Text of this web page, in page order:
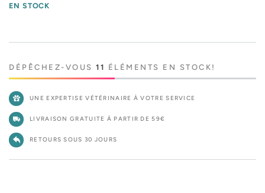
chewtopia
EN STOCK
DÉPÊCHEZ-VOUS 11 ÉLÉMENTS EN STOCK!
UNE EXPERTISE VÉTÉRINAIRE À VOTRE SERVICE
LIVRAISON GRATUITE À PARTIR DE 59€
RETOURS SOUS 30 JOURS